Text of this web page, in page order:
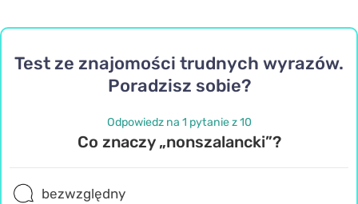
Test ze znajomości trudnych wyrazów.
Poradzisz sobie?
Odpowiedz na 1 pytanie z 10
Co znaczy „nonszalancki”?
bezwzględny